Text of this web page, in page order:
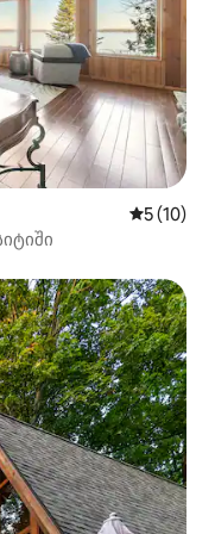
საშუალო
5 (10)